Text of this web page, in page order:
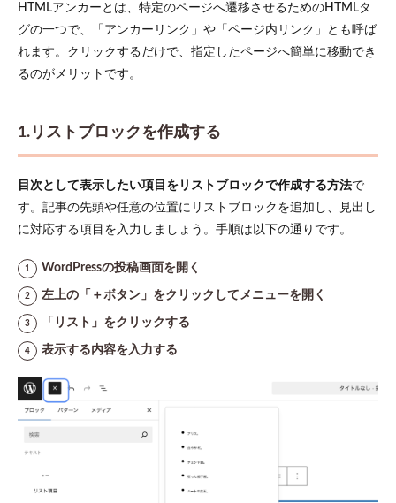
HTMLアンカーとは、特定のページへ遷移させるためのHTMLタ
グの一つで、「アンカーリンク」や「ページ内リンク」とも呼ば
れます。クリックするだけで、指定したページへ簡単に移動でき
るのがメリットです。
1.リストブロックを作成する
目次として表示したい項目をリストブロックで作成する方法で
す。記事の先頭や任意の位置にリストブロックを追加し、見出し
に対応する項目を入力しましょう。手順は以下の通りです。
WordPressの投稿画面を開く
左上の「＋ボタン」をクリックしてメニューを開く
「リスト」をクリックする
表示する内容を入力する